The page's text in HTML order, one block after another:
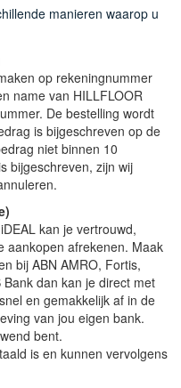
manieren waarop u
op rekeningnummer
name van HILLFLOOR
De bestelling wordt
is bijgeschreven op de
niet binnen 10
bijgeschreven, zijn wij
kan je vertrouwd,
aankopen afrekenen. Maak
bij ABN AMRO, Fortis,
dan kan je direct met
en gemakkelijk af in de
van jou eigen bank.
bent.
is en kunnen vervolgens